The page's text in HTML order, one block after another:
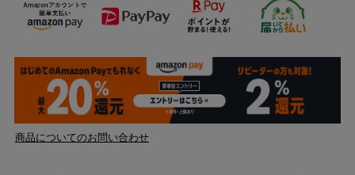
商品についてのお問い合わせ